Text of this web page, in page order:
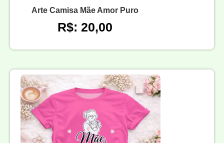
Arte Camisa Mãe Amor Puro
R$: 20,00